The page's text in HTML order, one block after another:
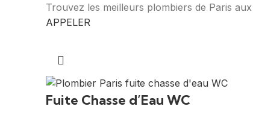
Trouvez les meilleurs plombiers de Paris
APPELER
Fuite Chasse d’Eau WC